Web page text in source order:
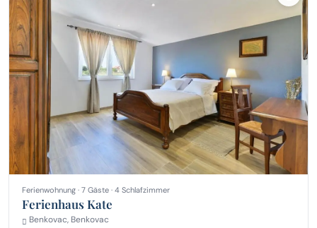
Ferienwohnung · 7 Gäste · 4 Schlafzimmer
Ferienhaus Kate
Benkovac, Benkovac